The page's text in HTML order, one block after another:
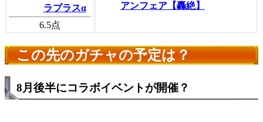
ラプラスα
6.5点
アンフェア【轟絶】
この先のガチャの予定は？
8月後半にコラボイベントが開催？